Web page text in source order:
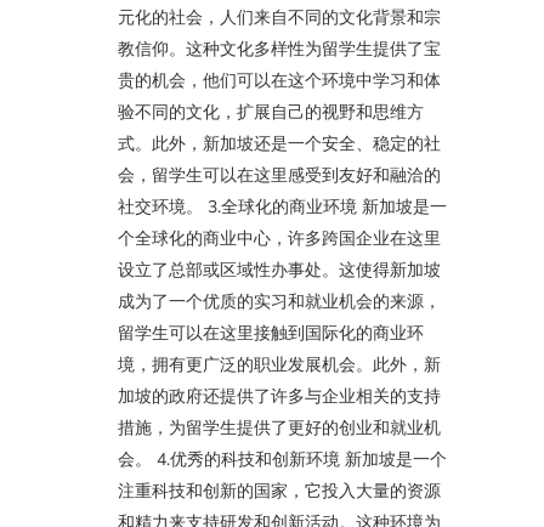
元化的社会，人们来自不同的文化背景和宗
教信仰。这种文化多样性为留学生提供了宝
贵的机会，他们可以在这个环境中学习和体
验不同的文化，扩展自己的视野和思维方
式。此外，新加坡还是一个安全、稳定的社
会，留学生可以在这里感受到友好和融洽的
社交环境。 3.全球化的商业环境 新加坡是一
个全球化的商业中心，许多跨国企业在这里
设立了总部或区域性办事处。这使得新加坡
成为了一个优质的实习和就业机会的来源，
留学生可以在这里接触到国际化的商业环
境，拥有更广泛的职业发展机会。此外，新
加坡的政府还提供了许多与企业相关的支持
措施，为留学生提供了更好的创业和就业机
会。 4.优秀的科技和创新环境 新加坡是一个
注重科技和创新的国家，它投入大量的资源